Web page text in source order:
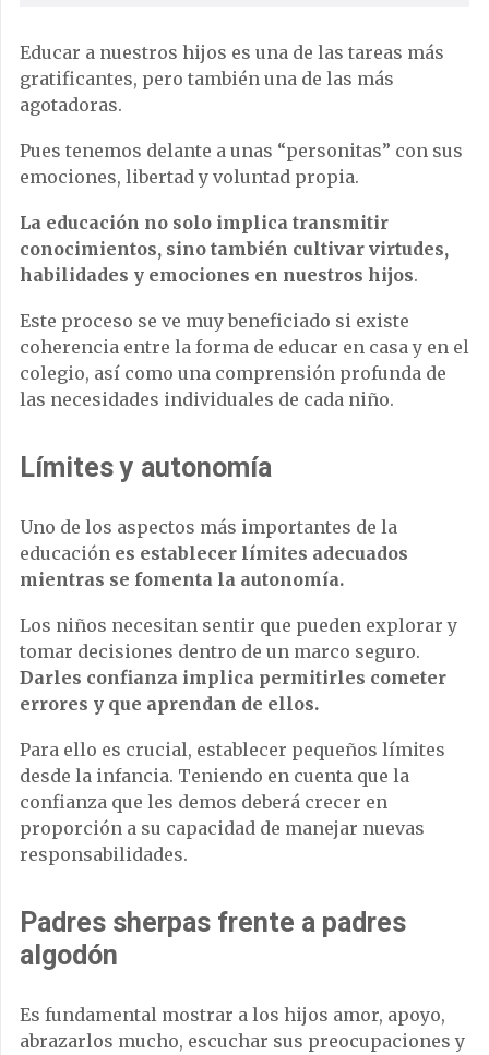
Educar a nuestros hijos es una de las tareas más
gratificantes, pero también una de las más
agotadoras.
Pues tenemos delante a unas “personitas” con sus
emociones, libertad y voluntad propia.
La educación no solo implica transmitir
conocimientos, sino también cultivar virtudes,
habilidades y emociones en nuestros hijos.
Este proceso se ve muy beneficiado si existe
coherencia entre la forma de educar en casa y en el
colegio, así como una comprensión profunda de
las necesidades individuales de cada niño.
Límites y autonomía
Uno de los aspectos más importantes de la
educación es establecer límites adecuados
mientras se fomenta la autonomía.
Los niños necesitan sentir que pueden explorar y
tomar decisiones dentro de un marco seguro.
Darles confianza implica permitirles cometer
errores y que aprendan de ellos.
Para ello es crucial, establecer pequeños límites
desde la infancia. Teniendo en cuenta que la
confianza que les demos deberá crecer en
proporción a su capacidad de manejar nuevas
responsabilidades.
Padres sherpas frente a padres
algodón
Es fundamental mostrar a los hijos amor, apoyo,
abrazarlos mucho, escuchar sus preocupaciones y